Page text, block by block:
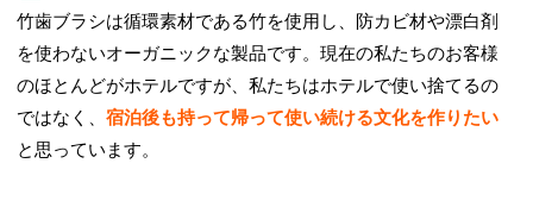
竹歯ブラシは循環素材である竹を使用し、防カビ材や漂白剤
を使わないオーガニックな製品です。現在の私たちのお客様
のほとんどがホテルですが、私たちはホテルで使い捨てるの
ではなく、宿泊後も持って帰って使い続ける文化を作りたい
と思っています。